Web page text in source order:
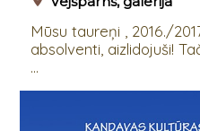
Mūsu taureņi , 2016./
absolventi, aizlidojuši!
...